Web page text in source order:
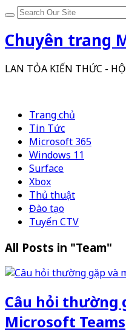
Chuyên trang
LAN TỎA KIẾN THỨC -
Trang chủ
Tin Tức
Microsoft 365
Windows 11
Surface
Xbox
Thủ thuật
Đào tạo
Tuyển CTV
All Posts in "Team"
Câu hỏi thường
Microsoft Teams